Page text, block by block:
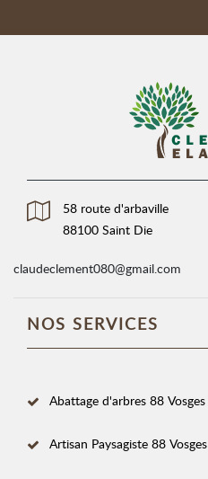
58 route d'arbaville
88100 Saint Die
claudeclement080@gmail.com
NOS SERVICES
Abattage d'arbres 88 Vosges
Artisan Paysagiste 88 Vosges